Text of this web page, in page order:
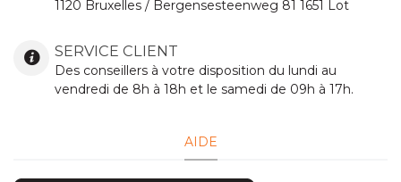
1120 Bruxelles / Bergensesteenweg 81 1651 Lot
SERVICE CLIENT
Des conseillers à votre disposition du lundi au
vendredi de 8h à 18h et le samedi de 09h à 17h.
AIDE